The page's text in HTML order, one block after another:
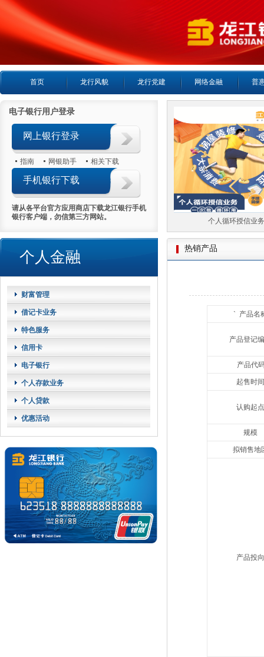
首页 龙行风貌 龙行党建 网络金融 普
电子银行用户登录
网上银行登录
指南 网银助手 相关下载
手机银行下载
请从各平台官方应用商店下载龙江银行手机
银行客户端，勿信第三方网站。
个人金融
财富管理
借记卡业务
特色服务
信用卡
电子银行
个人存款业务
个人贷款
优惠活动
个人房产抵押贷款 个人循环授信业务
热销产品
` 产品名
产品登记
产品代
起售时间
认购起点
规模
拟销售地
产品投向